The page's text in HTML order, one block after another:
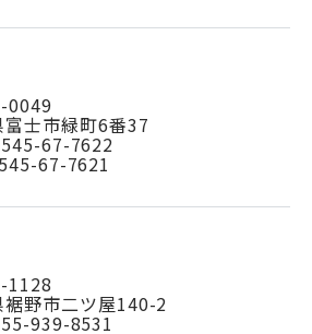
0049
士市緑町6番37
67-7622
67-7621
1128
裾野市二ツ屋140-2
939-8531